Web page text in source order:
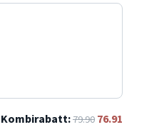
Kombirabatt:79.90 76.91